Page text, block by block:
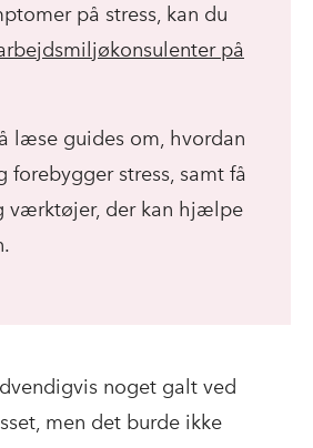
på stress, kan du
på
læse guides om, hvordan
forebygger stress, samt få
værktøjer, der kan hjælpe
noget galt ved
men det burde ikke